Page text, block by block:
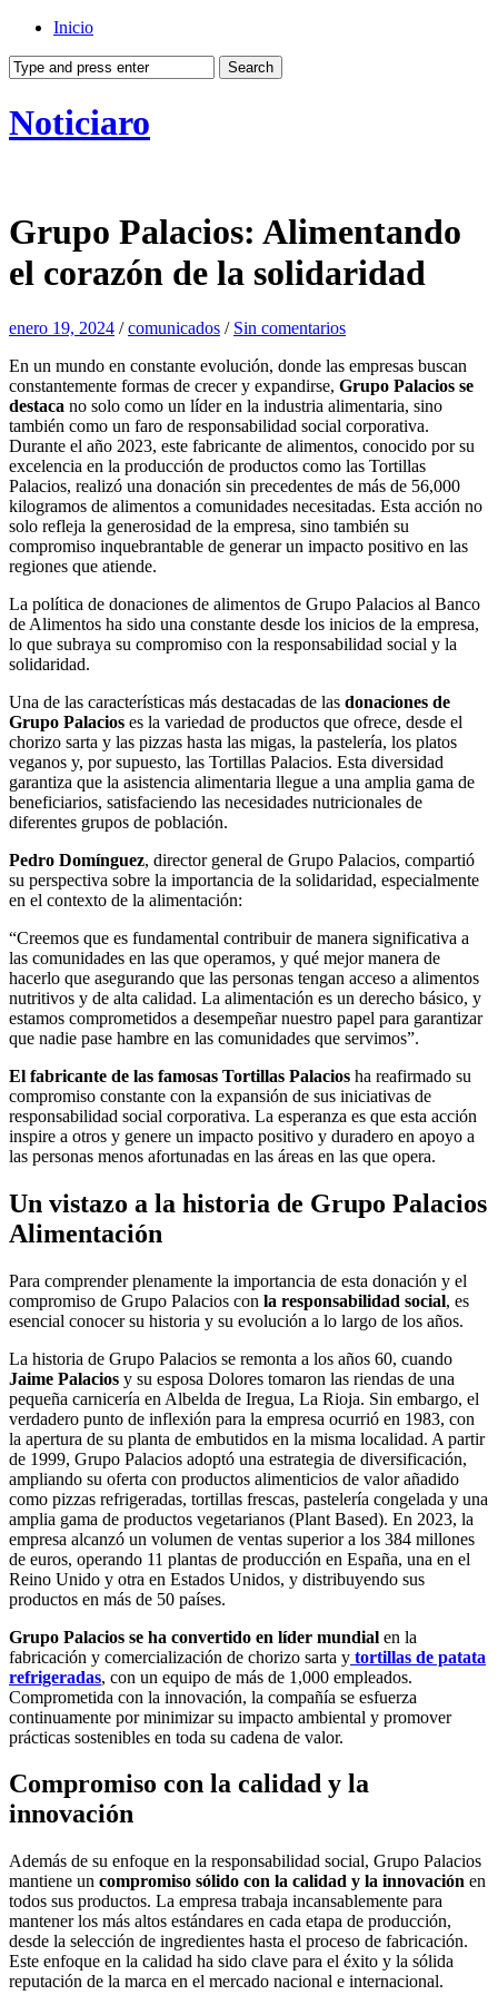
Inicio
Noticiaro
Grupo Palacios: Alimentando
el corazón de la solidaridad
enero 19, 2024 /comunicados / Sin comentarios
En un mundo en constante evolución, donde las empresas buscan
constantemente formas de crecer y expandirse, Grupo Palacios se
destaca no solo como un líder en la industria alimentaria, sino
también como un faro de responsabilidad social corporativa.
Durante el año 2023, este fabricante de alimentos, conocido por su
excelencia en la producción de productos como las Tortillas
Palacios, realizó una donación sin precedentes de más de 56,000
kilogramos de alimentos a comunidades necesitadas. Esta acción no
solo refleja la generosidad de la empresa, sino también su
compromiso inquebrantable de generar un impacto positivo en las
regiones que atiende.
La política de donaciones de alimentos de Grupo Palacios al Banco
de Alimentos ha sido una constante desde los inicios de la empresa,
lo que subraya su compromiso con la responsabilidad social y la
solidaridad.
Una de las características más destacadas de las donaciones de
Grupo Palacios es la variedad de productos que ofrece, desde el
chorizo sarta y las pizzas hasta las migas, la pastelería, los platos
veganos y, por supuesto, las Tortillas Palacios. Esta diversidad
garantiza que la asistencia alimentaria llegue a una amplia gama de
beneficiarios, satisfaciendo las necesidades nutricionales de
diferentes grupos de población.
Pedro Domínguez, director general de Grupo Palacios, compartió
su perspectiva sobre la importancia de la solidaridad, especialmente
en el contexto de la alimentación:
“Creemos que es fundamental contribuir de manera significativa a
las comunidades en las que operamos, y qué mejor manera de
hacerlo que asegurando que las personas tengan acceso a alimentos
nutritivos y de alta calidad. La alimentación es un derecho básico, y
estamos comprometidos a desempeñar nuestro papel para garantizar
que nadie pase hambre en las comunidades que servimos”.
El fabricante de las famosas Tortillas Palacios ha reafirmado su
compromiso constante con la expansión de sus iniciativas de
responsabilidad social corporativa. La esperanza es que esta acción
inspire a otros y genere un impacto positivo y duradero en apoyo a
las personas menos afortunadas en las áreas en las que opera.
Un vistazo a la historia de Grupo Palacios
Alimentación
Para comprender plenamente la importancia de esta donación y el
compromiso de Grupo Palacios con la responsabilidad social, es
esencial conocer su historia y su evolución a lo largo de los años.
La historia de Grupo Palacios se remonta a los años 60, cuando
Jaime Palacios y su esposa Dolores tomaron las riendas de una
pequeña carnicería en Albelda de Iregua, La Rioja. Sin embargo, el
verdadero punto de inflexión para la empresa ocurrió en 1983, con
la apertura de su planta de embutidos en la misma localidad. A partir
de 1999, Grupo Palacios adoptó una estrategia de diversificación,
ampliando su oferta con productos alimenticios de valor añadido
como pizzas refrigeradas, tortillas frescas, pastelería congelada y una
amplia gama de productos vegetarianos (Plant Based). En 2023, la
empresa alcanzó un volumen de ventas superior a los 384 millones
de euros, operando 11 plantas de producción en España, una en el
Reino Unido y otra en Estados Unidos, y distribuyendo sus
productos en más de 50 países.
Grupo Palacios se ha convertido en líder mundial en la
fabricación y comercialización de chorizo sarta y tortillas de patata
refrigeradas, con un equipo de más de 1,000 empleados.
Comprometida con la innovación, la compañía se esfuerza
continuamente por minimizar su impacto ambiental y promover
prácticas sostenibles en toda su cadena de valor.
Compromiso con la calidad y la
innovación
Además de su enfoque en la responsabilidad social, Grupo Palacios
mantiene un compromiso sólido con la calidad y la innovación en
todos sus productos. La empresa trabaja incansablemente para
mantener los más altos estándares en cada etapa de producción,
desde la selección de ingredientes hasta el proceso de fabricación.
Este enfoque en la calidad ha sido clave para el éxito y la sólida
reputación de la marca en el mercado nacional e internacional.